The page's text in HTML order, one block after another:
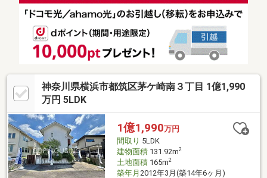
神奈川県横浜市都筑区茅ケ崎南３丁目 1億1,990
万円 5LDK
1億1,990万円
間取り 5LDK
建物面積131.92m2
土地面積165m2
築年月 2012年3月(築14年6ヶ月)